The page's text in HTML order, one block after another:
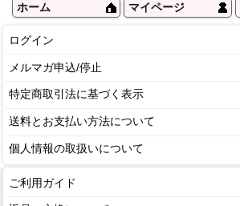
ホーム マイページ
ログイン
メルマガ申込/停止
特定商取引法に基づく表示
送料とお支払い方法について
個人情報の取扱いについて
ご利用ガイド